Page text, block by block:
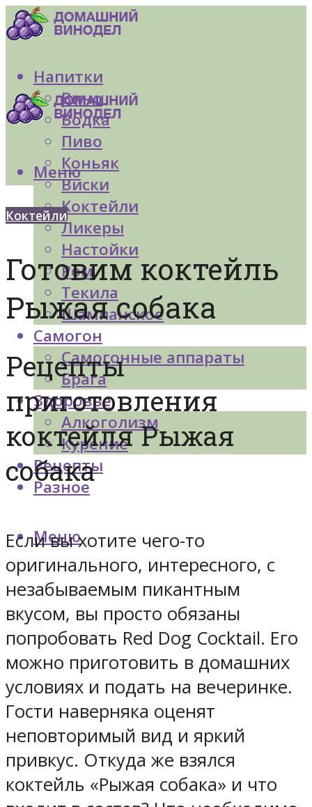
Напитки
Вино
Водка
Пиво
Коньяк
Виски
Коктейли
Ликеры
Настойки
Ром
Текила
Шампанское
Самогон
Самогонные аппараты
Брага
Здоровье
Алкоголизм
Курение
Рецепты
Разное
Меню
Меню
Коктейли
Готовим коктейль
Рыжая собака
Рецепты
приготовления
коктейля Рыжая
собака
Если вы хотите чего-то
оригинального, интересного, с
незабываемым пикантным
вкусом, вы просто обязаны
попробовать Red Dog Cocktail. Его
можно приготовить в домашних
условиях и подать на вечеринке.
Гости наверняка оценят
неповторимый вид и яркий
привкус. Откуда же взялся
коктейль «Рыжая собака» и что